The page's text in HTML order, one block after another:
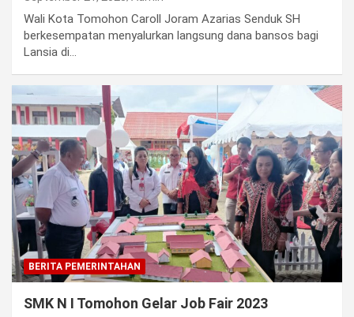
Wali Kota Tomohon Caroll Joram Azarias Senduk SH
berkesempatan menyalurkan langsung dana bansos bagi
Lansia di…
BERITA PEMERINTAHAN
SMK N I Tomohon Gelar Job Fair 2023